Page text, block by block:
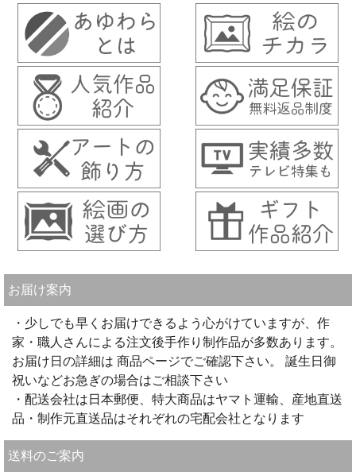
お届け案内
・少しでも早くお届けできるよう心がけていますが、作
家・職人さんによる注文後手作り制作品が多数あります。
お届け日の詳細は 商品ページでご確認下さい。 誕生日御
祝いなどお急ぎの場合はご相談下さい
・配送会社は日本郵便、特大商品はヤマト運輸、産地直送
品・制作元直送品はそれぞれの宅配会社となります
送料のご案内